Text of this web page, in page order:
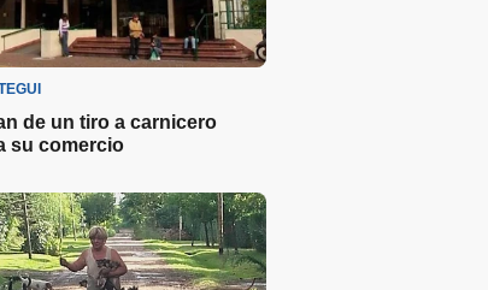
de un tiro a carnicero
su comercio